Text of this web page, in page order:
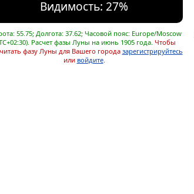
Видимость: 27%
55.75; Долгота: 37.62; Часовой пояс: Europe/Moscow
Расчет фазы Луны на июнь 1905 года. Чтобы
фазу Луны для Вашего города зарегистрируйтесь
или войдите.